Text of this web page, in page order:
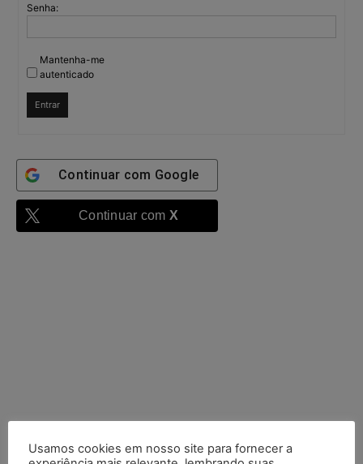
Senha:
Mantenha-me
autenticado
Entrar
Continuar com Google
Continuar com X
Usamos cookies em nosso site para fornecer a